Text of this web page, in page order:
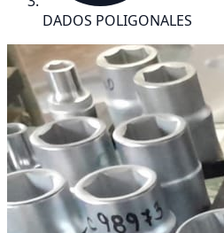
DADOS POLIGONALES